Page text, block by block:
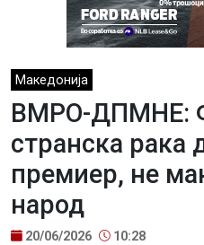
Македонија
ВМРО-ДПМНЕ:
странска рака
премиер, не
народ
20/06/2026 10:28